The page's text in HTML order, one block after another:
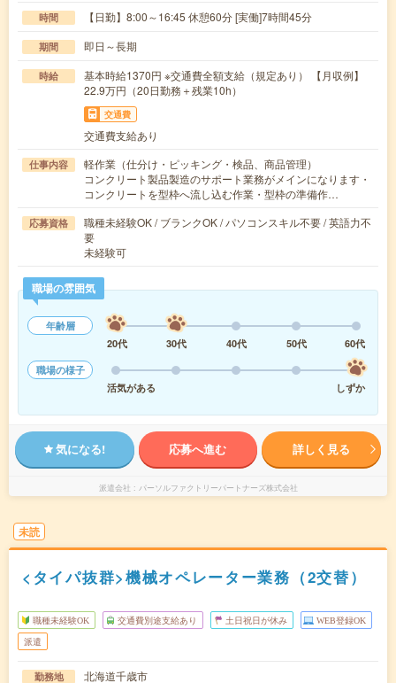
時間 【日勤】8:00～16:45 休憩60分 [実働]7時間45分
期間 即日～長期
時給
基本時給1370円 ※交通費全額支給（規定あり） 【月収例】
22.9万円（20日勤務＋残業10h）
交通費
交通費支給あり
仕事内容
軽作業（仕分け・ピッキング・検品、商品管理）
コンクリート製品製造のサポート業務がメインになります・
コンクリートを型枠へ流し込む作業・型枠の準備作…
応募資格
職種未経験OK / ブランクOK / パソコンスキル不要 / 英語力不
要
未経験可
職場の雰囲気
年齢層
20代
30代 40代 50代
60代
職場の様子
活気がある
しずか
気になる! 応募へ進む 詳しく見る
派遣会社 パーソルファクトリーパートナーズ株式会社
未読
<タイパ抜群>機械オペレーター業務（2交替）
職種未経験OK 交通費別途支給あり 土日祝日が休み WEB登録OK
派遣
勤務地 北海道千歳市